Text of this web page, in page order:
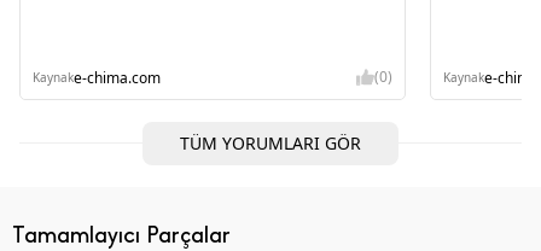
Kaynake-chima.com (0) Kaynake-
TÜM YORUMLARI GÖR
Tamamlayıcı Parçalar